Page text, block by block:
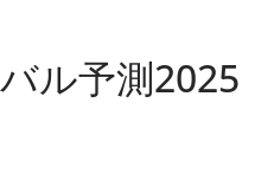
ル予測2025